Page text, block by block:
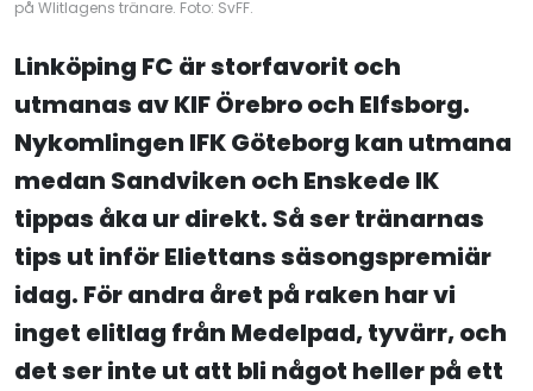
på Wlitlagens tränare. Foto: SvFF.
Linköping FC är storfavorit och
utmanas av KIF Örebro och Elfsborg.
Nykomlingen IFK Göteborg kan utmana
medan Sandviken och Enskede IK
tippas åka ur direkt. Så ser tränarnas
tips ut inför Eliettans säsongspremiär
idag. För andra året på raken har vi
inget elitlag från Medelpad, tyvärr, och
det ser inte ut att bli något heller på ett